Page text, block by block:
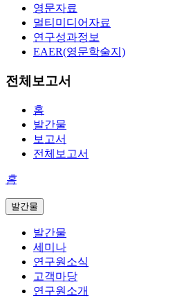
영문자료
멀티미디어자료
연구성과정보
EAER(영문학술지)
전체보고서
홈
발간물
보고서
전체보고서
홈
발간물
발간물
세미나
연구원소식
고객마당
연구원소개